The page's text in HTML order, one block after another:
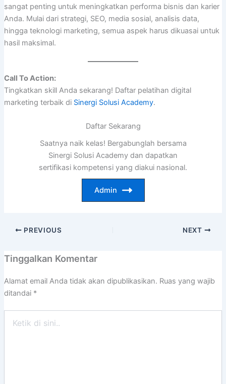
sangat penting untuk meningkatkan performa bisnis dan karier
Anda. Mulai dari strategi, SEO, media sosial, analisis data,
hingga teknologi marketing, semua aspek harus dikuasai untuk
hasil maksimal.
Call To Action:
Tingkatkan skill Anda sekarang! Daftar pelatihan digital
marketing terbaik di Sinergi Solusi Academy.
Daftar Sekarang
Saatnya naik kelas! Bergabunglah bersama
Sinergi Solusi Academy dan dapatkan
sertifikasi kompetensi yang diakui nasional.
Admin
PREVIOUS NEXT
Tinggalkan Komentar
Alamat email Anda tidak akan dipublikasikan. Ruas yang wajib
ditandai *